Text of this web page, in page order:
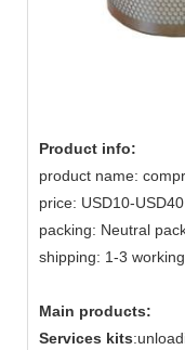
Product info:
product name:
price: USD10-USD40
packing: Neutral
shipping: 1-3
Main products:
Services kits